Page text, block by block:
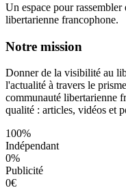
Un espace pour
libertarienne francophone.
Notre mission
Donner de la visibilité au
l'actualité à travers le
communauté libertarienne
qualité : articles, vidéos et
100%
Indépendant
0%
Publicité
0€